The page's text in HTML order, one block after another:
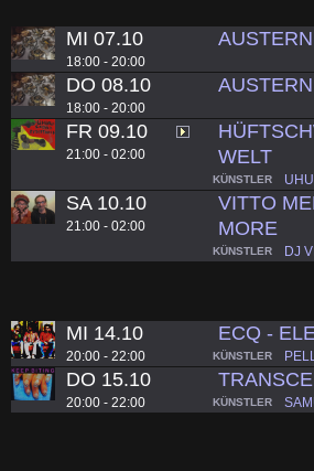
MI 07.10
18:00 - 20:00
AUSTERN
DO 08.10
18:00 - 20:00
AUSTERN
FR 09.10
21:00 - 02:00
WELT
KÜNSTLER
SA 10.10
21:00 - 02:00
VITTO
MORE
KÜNSTLER DJ
MI 14.10
20:00 - 22:00
ECQ -
KÜNSTLER
DO 15.10
20:00 - 22:00 KÜNSTLER